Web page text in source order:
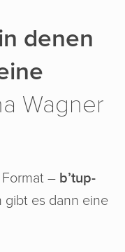
denen
Wagner
– b’tup-
gibt es dann eine